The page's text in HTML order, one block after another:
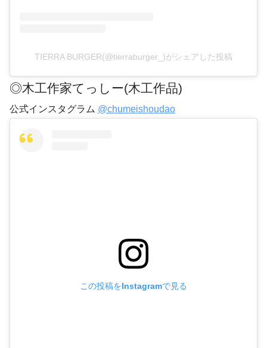
TIERRA BURGER(@tierraburger_)がシェアした投稿
◎木工作家てっしー(木工作品)
公式インスタグラム @chumeishoudao
この投稿をInstagramで見る